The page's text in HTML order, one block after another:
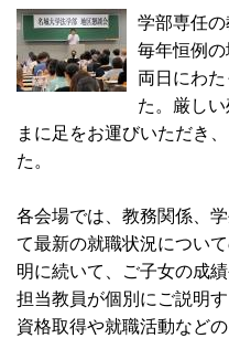
学部専任
毎年恒例
両日にわ
た。厳し
まに足をお運びいただき
た。
各会場では、教務関係、
て最新の就職状況につい
明に続いて、ご子女の成
担当教員が個別にご説明す
資格取得や就職活動など